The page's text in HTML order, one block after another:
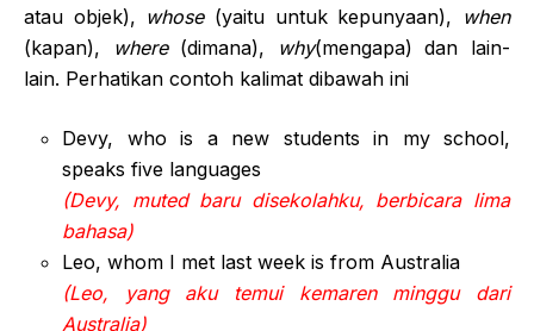
atau objek), whose(yaitu untuk kepunyaan), when
(kapan),
where(dimana), why(mengapa) dan lain-
lain. Perhatikan contoh kalimat dibawah ini
Devy, who is a new students in my school,
speaks five languages
(Devy, muted baru disekolahku, berbicara lima
bahasa)
Leo, whom I met last week is from Australia
(Leo, yang aku temui kemaren minggu dari
Australia)